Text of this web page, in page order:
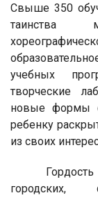
Свыше 350
таинства
учебных
творческие
новые формы
ребенку
из своих
Гордость
городских,